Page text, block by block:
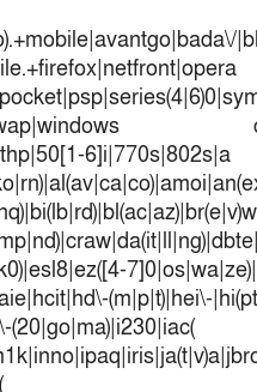
6]i|770s|802s|a
g|\/